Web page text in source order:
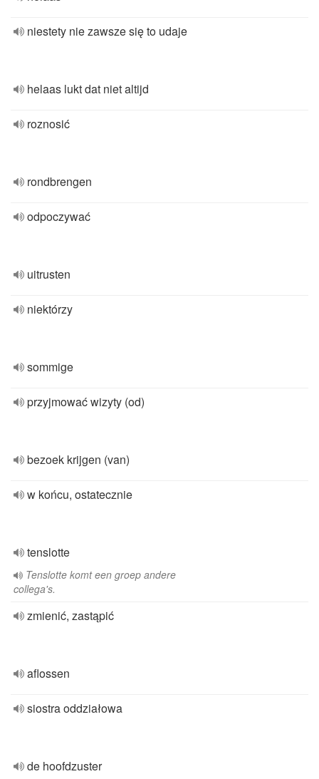
niestety nie zawsze się to udaje
helaas lukt dat niet altijd
roznosić
rondbrengen
odpoczywać
uitrusten
niektórzy
sommige
przyjmować wizyty (od)
bezoek krijgen (van)
w końcu, ostatecznie
tenslotte
Tenslotte komt een groep andere
collega's.
zmienić, zastąpić
aflossen
siostra oddziałowa
de hoofdzuster